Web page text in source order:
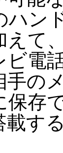
ハン
えて
ビ電
手の
保存
載す